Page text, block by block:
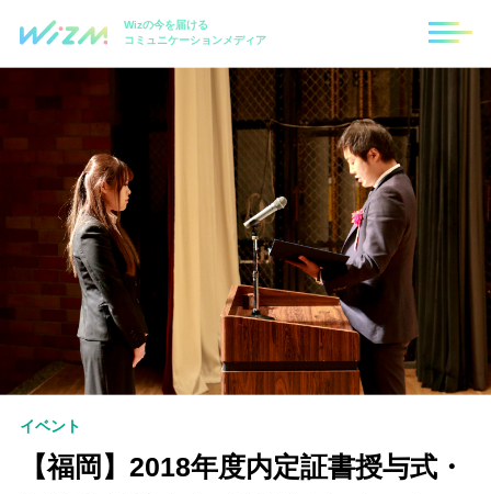
Wizの今を届ける
コミュニケーションメディア
イベント
【福岡】2018年度内定証書授与式・